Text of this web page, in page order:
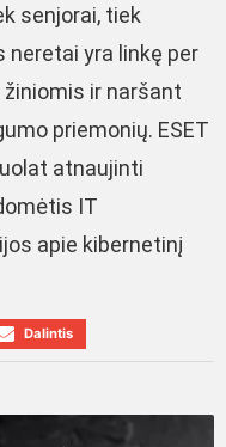
senjorai, tiek
yra linkę per
ir naršant
priemonių. ESET
atnaujinti
IT
apie kibernetinį
Dalintis